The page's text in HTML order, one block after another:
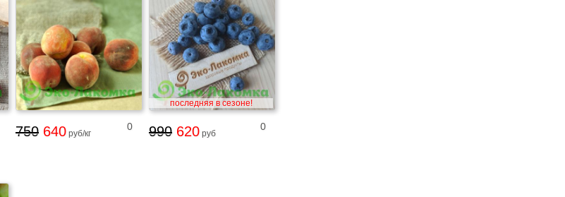
750 640 руб/кг
0
последняя в сезоне!
990 620 руб
0